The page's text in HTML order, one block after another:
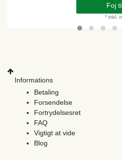
Foj
* inkl.
Informations
Betaling
Forsendelse
Fortrydelsesret
FAQ
Vigtigt at vide
Blog